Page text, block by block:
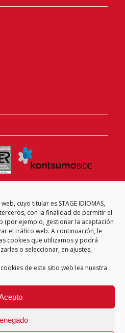
cuyo titular es STAGE IDIOMAS,
con la finalidad de permitir el
(por ejemplo, gestionar la aceptación
el tráfico web. A continuación, le
cookies que utilizamos y podrá
o seleccionar, en ajustes,
de este sitio web lea nuestra